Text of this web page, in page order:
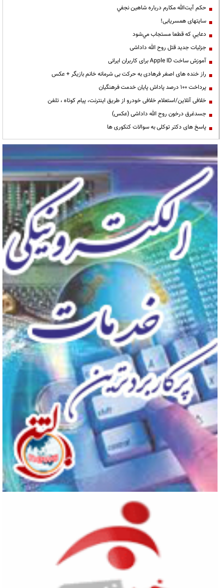
حكم آيت‌الله مكارم درباره شاهين نجفي
سایتهای همسریابی!
دعايي كه قطعا مستجاب مي‌شود
جزئیات جدید قتل روح الله داداشی
آموزش ساخت Apple ID برای کاربران ایرانی
راز خنده های اصغر فرهادی به حرکت بی شرمانه خانم بازیگر + عکس
پرداخت ۱۰۰ درصد پاداش پایان خدمت فرهنگیان
خلافی آنلاین/استعلام خلافی خودرو از طریق اینترنت، پیام کوتاه ، تلفن
جسدغرق درخون روح الله داداشی (عکس)
پاسخ های دکتر توکلی به سوالات کنکوری ها